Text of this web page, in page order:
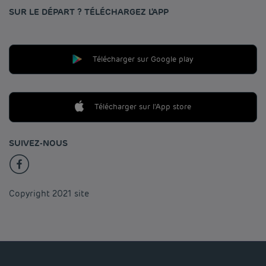
SUR LE DÉPART ? TÉLÉCHARGEZ L'APP
Télécharger sur Google play
Télécharger sur l'App store
SUIVEZ-NOUS
Copyright 2021 site